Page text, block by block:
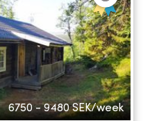
6750 - 9480 SEK/week